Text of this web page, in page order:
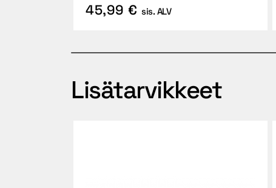
45,99 € sis. ALV
Lisätarvikkeet